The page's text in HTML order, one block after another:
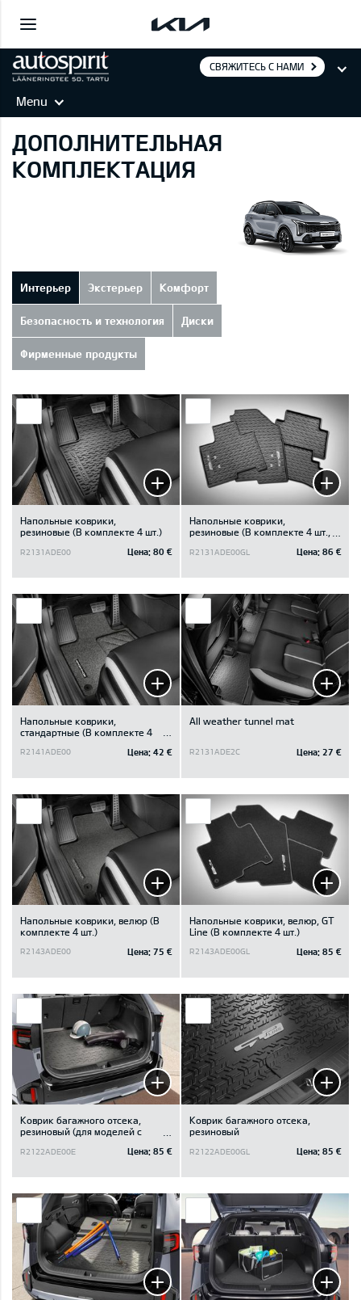
СВЯЖИТЕСЬ С НАМИ
Menu
ДОПОЛНИТЕЛЬНАЯ
КОМПЛЕКТАЦИЯ
Интерьер Экстерьер Комфорт
Безопасность и технология Диски
Фирменные продукты
Напольные коврики,
резиновые (В комплекте 4 шт.)
R2131ADE00 Цена: 80 €
Напольные коврики,
резиновые (В комплекте 4 шт.,
R2131ADE00GL Цена: 86 €
Напольные коврики,
стандартные (В комплекте 4
R2141ADE00 Цена: 42 €
All weather tunnel mat
R2131ADE2C Цена: 27 €
Напольные коврики, велюр (В
комплекте 4 шт.)
R2143ADE00 Цена: 75 €
Напольные коврики, велюр, GT
Line (В комплекте 4 шт.)
R2143ADE00GL Цена: 85 €
Коврик багажного отсека,
резиновый (для моделей с
багажного отсека)
R2122ADE00E Цена: 85 €
Коврик багажного отсека,
резиновый
R2122ADE00GL Цена: 85 €